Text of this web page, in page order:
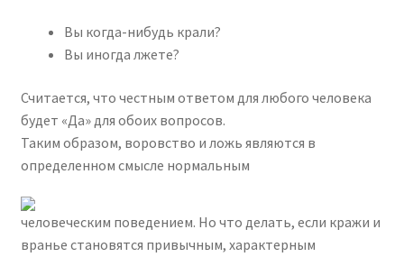
Вы когда-нибудь крали?
Вы иногда лжете?
Считается, что честным ответом для любого человека
будет «Да» для обоих вопросов.
Таким образом, воровство и ложь являются в
определенном смысле нормальным
человеческим поведением. Но что делать, если кражи и
вранье становятся привычным, характерным